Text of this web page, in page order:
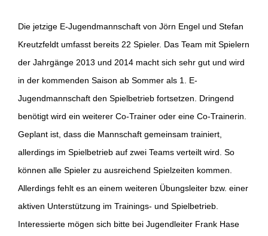
Die jetzige E-Jugendmannschaft von Jörn Engel und Stefan
Kreutzfeldt umfasst bereits 22 Spieler. Das Team mit Spielern
der Jahrgänge 2013 und 2014 macht sich sehr gut und wird
in der kommenden Saison ab Sommer als 1. E-
Jugendmannschaft den Spielbetrieb fortsetzen. Dringend
benötigt wird ein weiterer Co-Trainer oder eine Co-Trainerin.
Geplant ist, dass die Mannschaft gemeinsam trainiert,
allerdings im Spielbetrieb auf zwei Teams verteilt wird. So
können alle Spieler zu ausreichend Spielzeiten kommen.
Allerdings fehlt es an einem weiteren Übungsleiter bzw. einer
aktiven Unterstützung im Trainings- und Spielbetrieb.
Interessierte mögen sich bitte bei Jugendleiter Frank Hase